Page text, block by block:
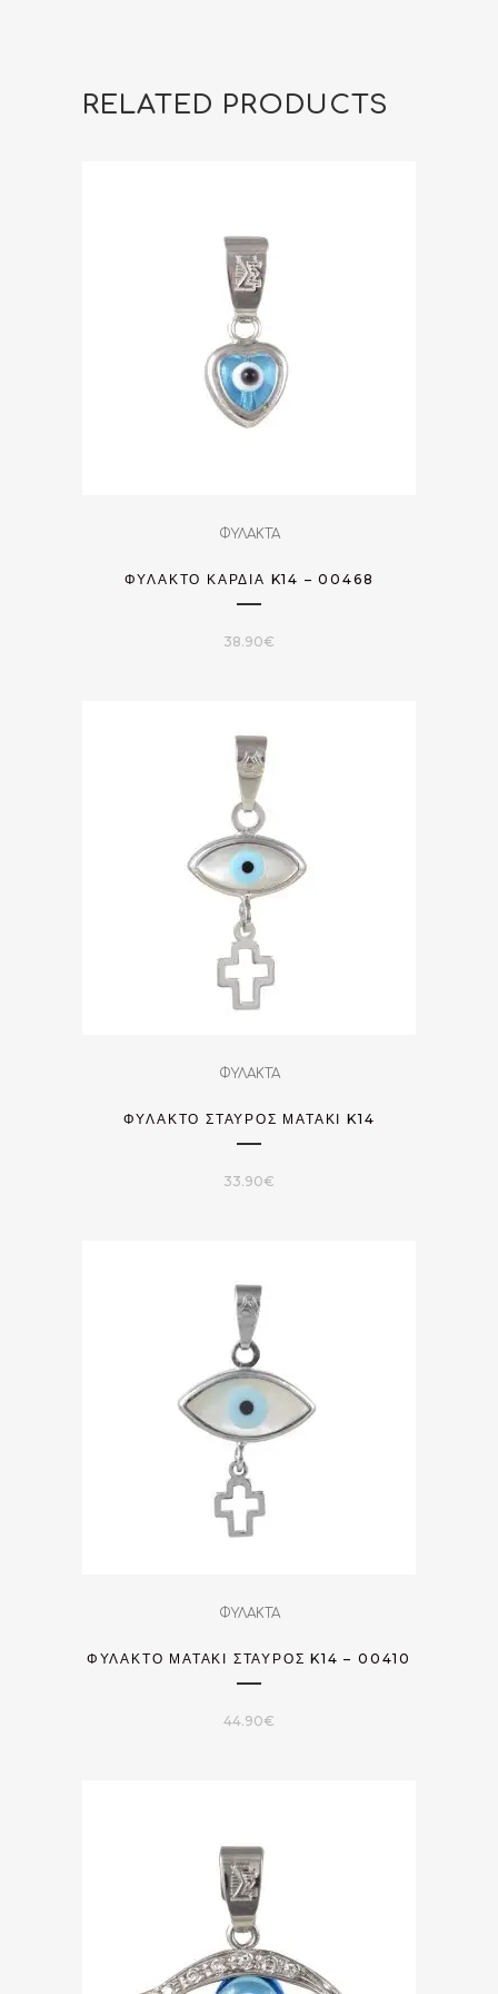
RELATED PRODUCTS
ΦΥΛΑΚΤΑ
ΦΥΛΑΚΤΌ ΚΑΡΔΙΆ K14 – 00468
38.90€
ΦΥΛΑΚΤΑ
ΦΥΛΑΚΤΌ ΣΤΑΥΡΌΣ ΜΑΤΆΚΙ K14
33.90€
ΦΥΛΑΚΤΑ
ΦΥΛΑΚΤΌ ΜΑΤΆΚΙ ΣΤΑΥΡΌΣ K14 – 00410
44.90€